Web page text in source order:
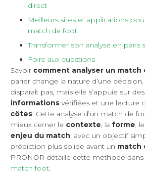
direct
Meilleurs sites et applications
match de foot
Transformer son analyse en paris
Foire aux questions
Savoir comment analyser un
parier change la nature d’une décision.
disparaît pas, mais elle s’appuie sur
informations vérifiées et une lecture
côtes. Cette analyse d’un match de
mieux cerner le contexte, la forme,
enjeu du match, avec un objectif
prédiction plus solide avant un match
PRONOR détaille cette méthode
match foot.